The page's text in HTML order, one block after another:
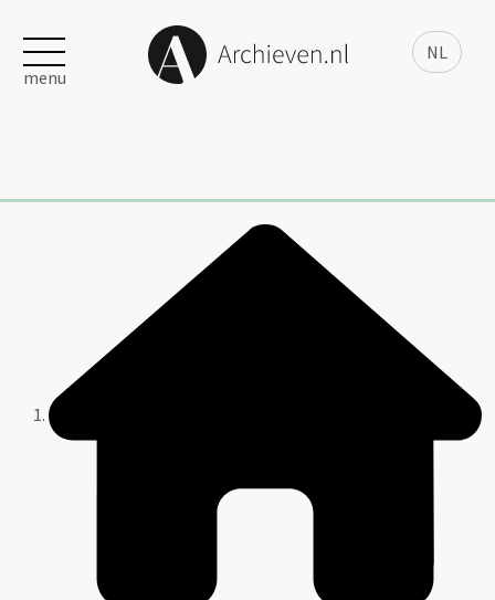
NL
menu